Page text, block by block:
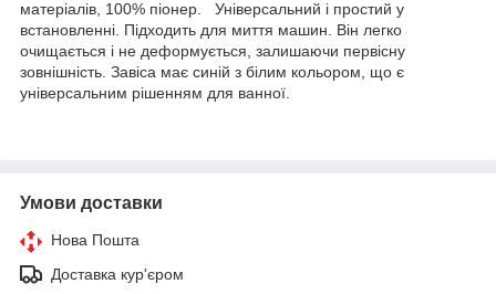
матеріалів, 100% піонер. Універсальний і простий у
встановленні. Підходить для миття машин. Він легко
очищається і не деформується, залишаючи первісну
зовнішність. Завіса має синій з білим кольором, що є
універсальним рішенням для ванної.
Умови доставки
Нова Пошта
Доставка кур'єром